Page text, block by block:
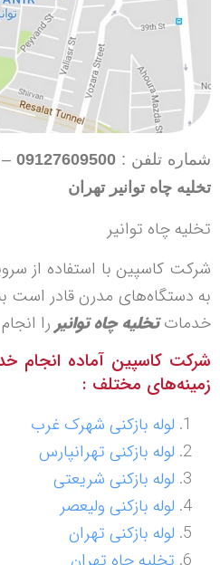
شماره تلفن : 09127609500
–
تخلیه چاه توانیر تهران
تخلیه چاه توانیر
شرکت کاسپین با استفاده از
به دستگاه‌های مدرن قادر است
خدماتتخلیه چاه توانیر را
شرکت کاسپین آماده انجام
زمینه‌های مختلف :
لوله بازکنی شهرک غرب
لوله بازکنی تهرانپارس
لوله بازکنی شریعتی
لوله بازکنی ولیعصر
لوله بازکنی تهران